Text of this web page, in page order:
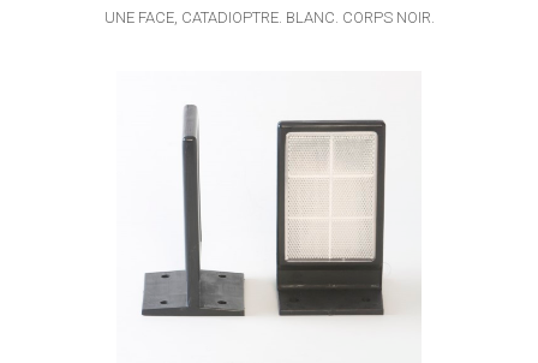
UNE FACE, CATADIOPTRE. BLANC. CORPS NOIR.